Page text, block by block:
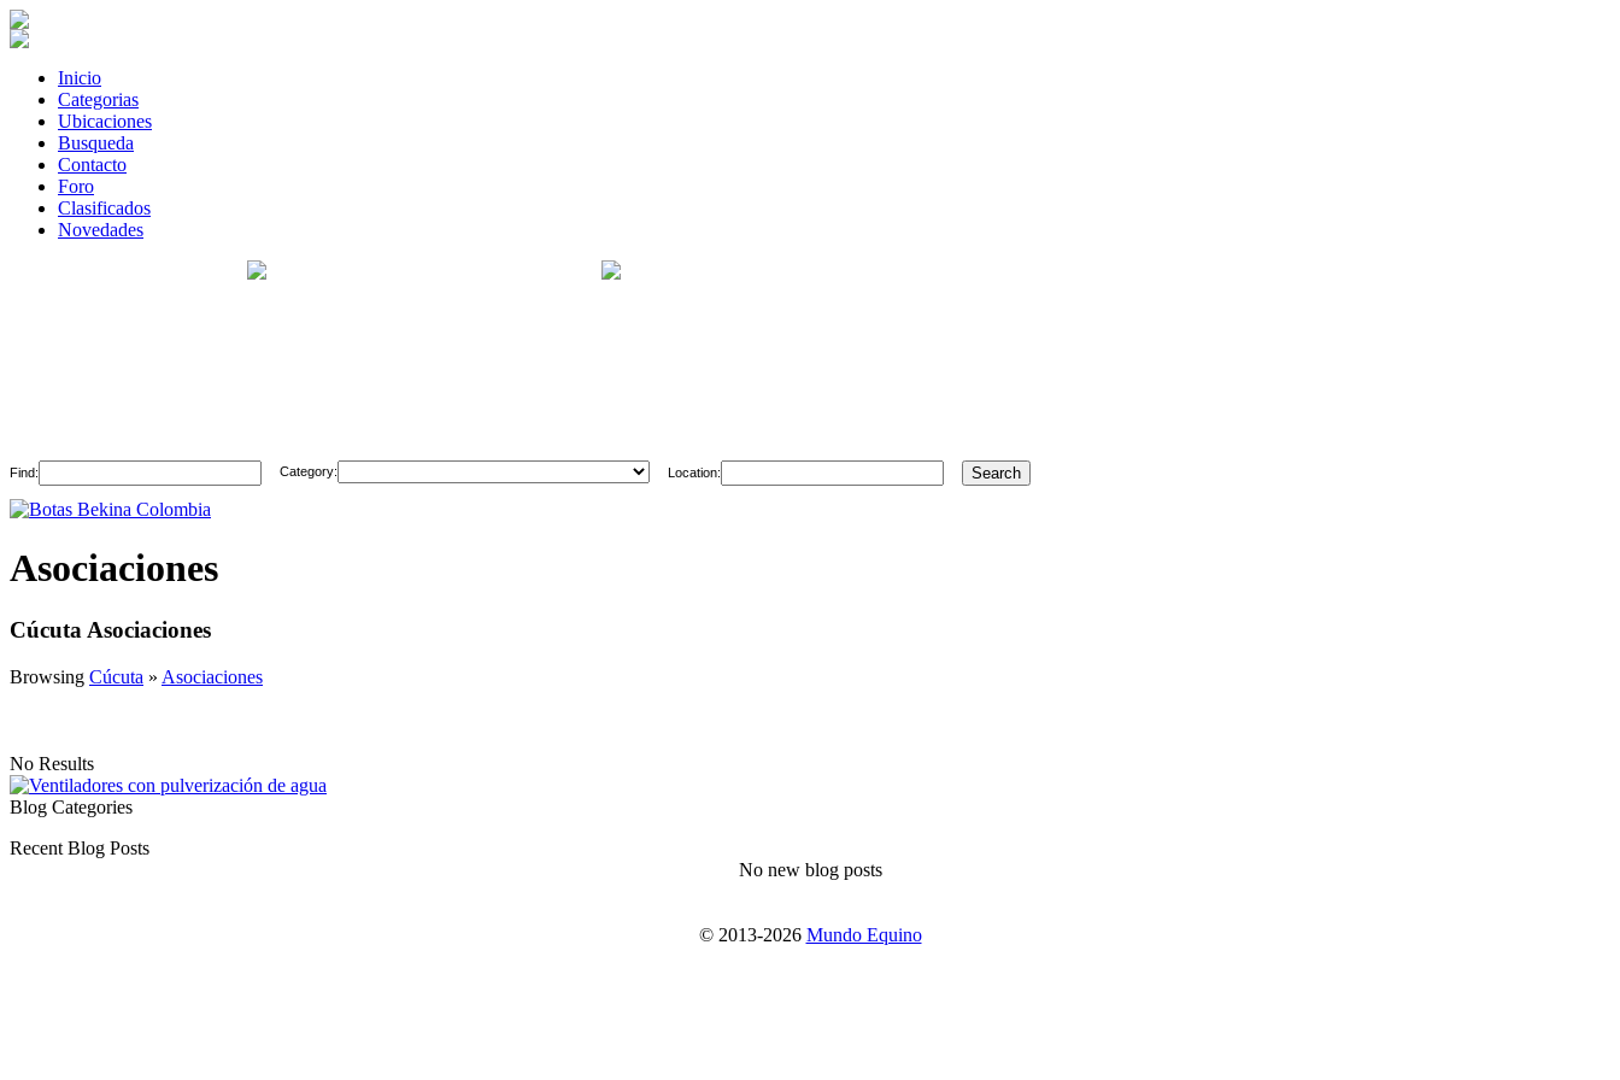
Inicio
Categorias
Ubicaciones
Busqueda
Contacto
Foro
Clasificados
Novedades
Find: Category: Location:
Asociaciones
Cúcuta Asociaciones
Browsing Cúcuta » Asociaciones
No Results
Blog Categories
Recent Blog Posts
No new blog posts
© 2013-2026 Mundo Equino